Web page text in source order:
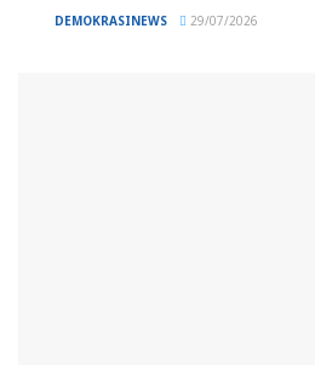
DEMOKRASINEWS 29/07/2026